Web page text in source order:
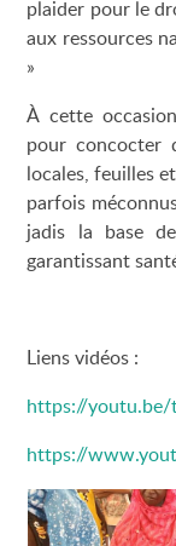
plaider pour le
aux ressources
»
À cette
pour concocter
locales, feuilles
parfois
jadis la base
garantissant
Liens vidéos :
https://youtu.be/
https://